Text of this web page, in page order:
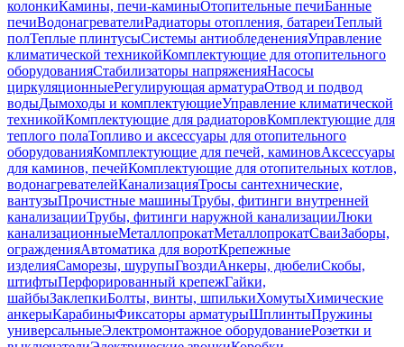
колонкиКамины, печи-каминыОтопительные печиБанные
печиВодонагревателиРадиаторы отопления, батареиТеплый
полТеплые плинтусыСистемы антиобледененияУправление
климатической техникойКомплектующие для отопительного
оборудованияСтабилизаторы напряженияНасосы
циркуляционныеРегулирующая арматураОтвод и подвод
водыДымоходы и комплектующиеУправление климатической
техникойКомплектующие для радиаторовКомплектующие для
теплого полаТопливо и аксессуары для отопительного
оборудованияКомплектующие для печей, каминовАксессуары
для каминов, печейКомплектующие для отопительных котлов,
водонагревателейКанализацияТросы сантехнические,
вантузыПрочистные машиныТрубы, фитинги внутренней
канализацииТрубы, фитинги наружной канализацииЛюки
канализационныеМеталлопрокатМеталлопрокатСваиЗаборы,
огражденияАвтоматика для воротКрепежные
изделияСаморезы, шурупыГвоздиАнкеры, дюбелиСкобы,
штифтыПерфорированный крепежГайки,
шайбыЗаклепкиБолты, винты, шпилькиХомутыХимические
анкерыКарабиныФиксаторы арматурыШплинтыПружины
универсальныеЭлектромонтажное оборудованиеРозетки и